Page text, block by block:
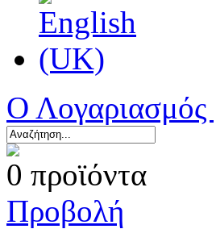
Ο Λογαριασμός
0 προϊόντα
Προβολή